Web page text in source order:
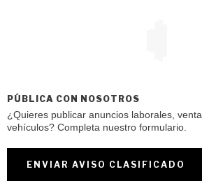
PÚBLICA CON NOSOTROS
¿Quieres publicar anuncios laborales,
vehículos? Completa nuestro formulario.
ENVIAR AVISO CLASIFICADO